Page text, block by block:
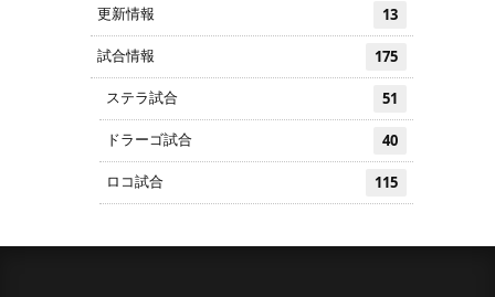
更新情報 13
試合情報 175
ステラ試合 51
ドラーゴ試合 40
ロコ試合 115